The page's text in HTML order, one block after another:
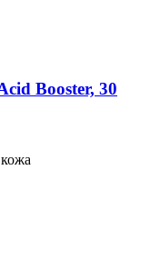
Booster, 30